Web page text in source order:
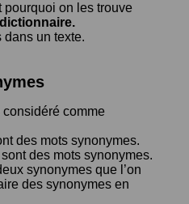
pourquoi on les trouve
dictionnaire.
dans un texte.
considéré comme
des mots synonymes.
sont des mots synonymes.
synonymes que l’on
des synonymes en